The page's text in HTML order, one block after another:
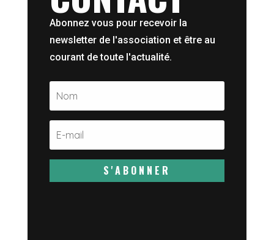
Abonnez vous pour recevoir la
newsletter de l'association et être au
courant de toute l'actualité.
S'ABONNER